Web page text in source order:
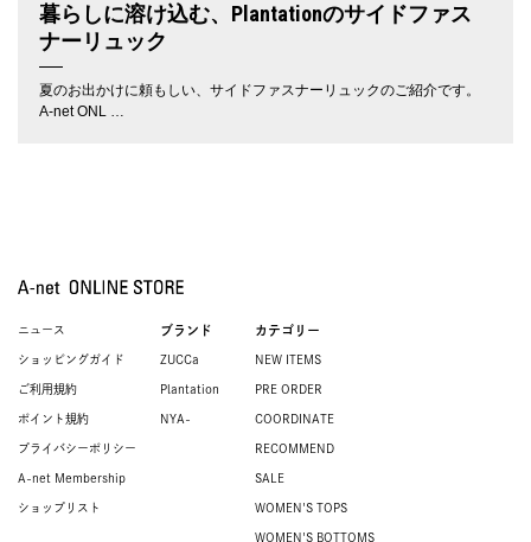
暮らしに溶け込む、Plantationのサイドファス
ナーリュック
夏のお出かけに頼もしい、サイドファスナーリュックのご紹介です。
A-net ONL …
ニュース
ショッピングガイド
ご利用規約
ポイント規約
プライバシーポリシー
A-net Membership
ショップリスト
ブランド
ZUCCa
Plantation
NYA-
カテゴリー
NEW ITEMS
PRE ORDER
COORDINATE
RECOMMEND
SALE
WOMEN'S TOPS
WOMEN'S BOTTOMS